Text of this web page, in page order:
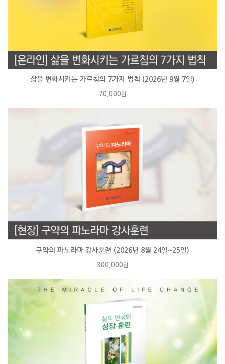
삶을 변화시키는 가르침의 7가지 법칙 (2026년 9월 7일)
70,000원
구약의 파노라마 강사훈련 (2026년 8월 24일~25일)
300,000원